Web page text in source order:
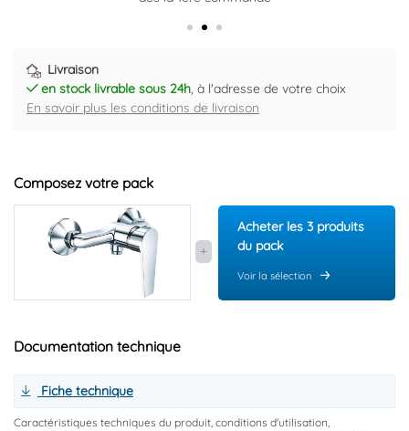
Livraison
en stock livrable sous 24h, à l'adresse de votre choix
En savoir plus les conditions de livraison
Composez votre pack
Acheter les 3 produits
du pack
Voir la sélection
Documentation technique
Fiche technique
Caractéristiques techniques du produit, conditions d'utilisation,